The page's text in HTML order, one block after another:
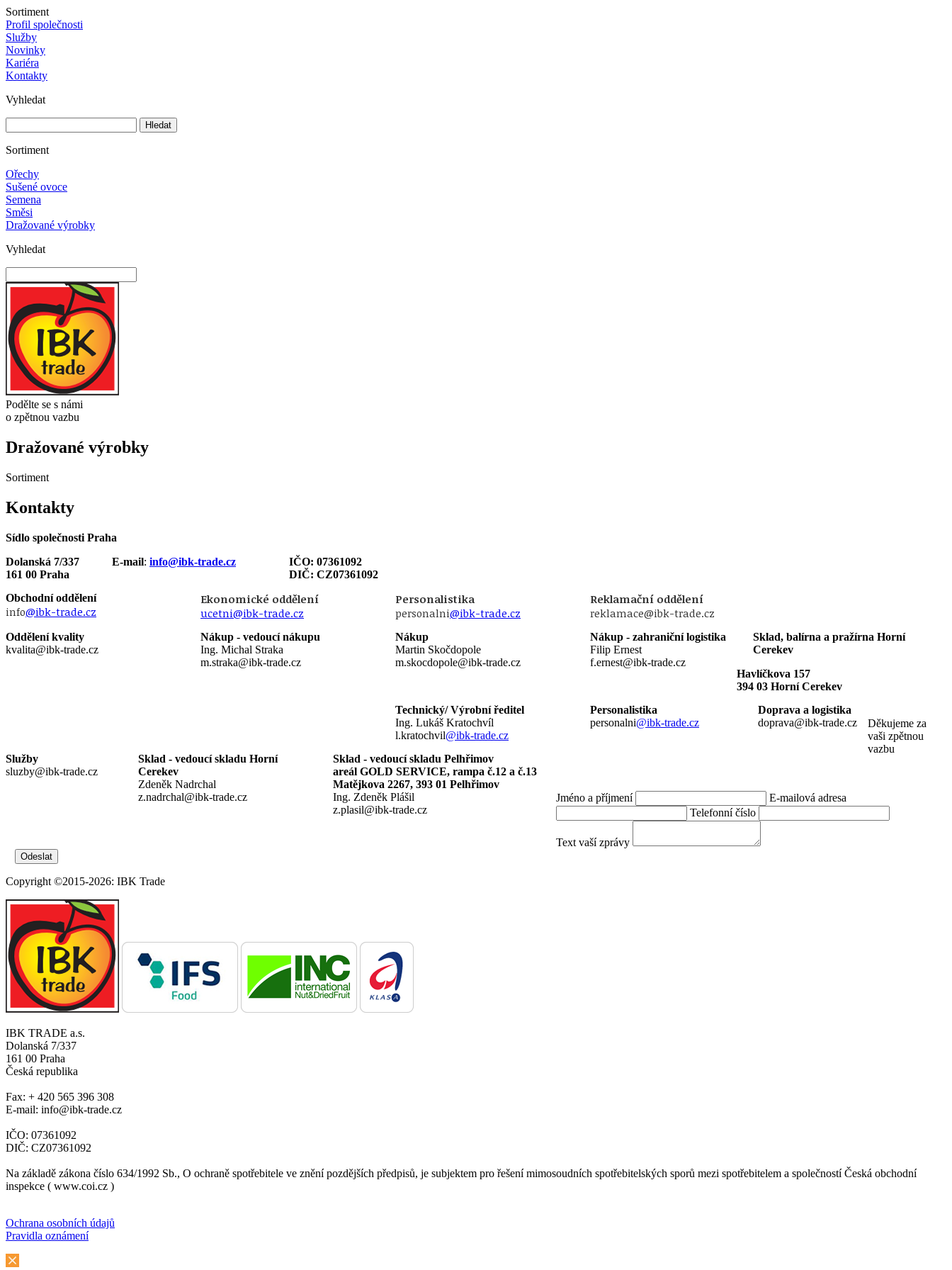
Sortiment
Profil společnosti
Služby
Novinky
Kariéra
Kontakty
Vyhledat
Sortiment
Ořechy
Sušené ovoce
Semena
Směsi
Dražované výrobky
Vyhledat
Podělte se s námi
o zpětnou vazbu
Dražované výrobky
Sortiment
Kontakty
Sídlo společnosti Praha
Dolanská 7/337
161 00 Praha
E-mail: info@ibk-trade.cz
IČO: 07361092
DIČ: CZ07361092
Obchodní oddělení
info@ibk-trade.cz
Ekonomické oddělení
ucetni@ibk-trade.cz
Personalistika
personalni@ibk-trade.cz
Reklamační oddělení
reklamace@ibk-trade.cz
Oddělení kvality
kvalita@ibk-trade.cz
Nákup - vedoucí nákupu
Ing. Michal Straka
m.straka@ibk-trade.cz
Nákup
Martin Skočdopole
m.skocdopole@ibk-trade.cz
Nákup - zahraniční logistika
Filip Ernest
f.ernest@ibk-trade.cz
Sklad, balírna a pražírna Horní
Cerekev
Havlíčkova 157
394 03 Horní Cerekev
Technický/ Výrobní ředitel
Ing. Lukáš Kratochvíl
l.kratochvil@ibk-trade.cz
Personalistika
personalni@ibk-trade.cz
Doprava a logistika
doprava@ibk-trade.cz
Služby
sluzby@ibk-trade.cz
Sklad - vedoucí skladu Horní
Cerekev
Zdeněk Nadrchal
z.nadrchal@ibk-trade.cz
Sklad - vedoucí skladu Pelhřimov
areál GOLD SERVICE, rampa č.12 a č.13
Matějkova 2267, 393 01 Pelhřimov
Ing. Zdeněk Plášil
z.plasil@ibk-trade.cz
Děkujeme za
vaši zpětnou
vazbu
Jméno a příjmení
E-mailová adresa
Telefonní číslo
Text vaší zprávy
Copyright ©2015-2026: IBK Trade
IBK TRADE a.s.
Dolanská 7/337
161 00 Praha
Česká republika
Fax: + 420 565 396 308
E-mail: info@ibk-trade.cz
IČO: 07361092
DIČ: CZ07361092
Na základě zákona číslo 634/1992 Sb., O ochraně spotřebitele ve znění pozdějších předpisů, je subjektem pro řešení mimosoudních spotřebitelských sporů mezi spotřebitelem a společností Česká obchodní
inspekce ( www.coi.cz )
Ochrana osobních údajů
Pravidla oznámení